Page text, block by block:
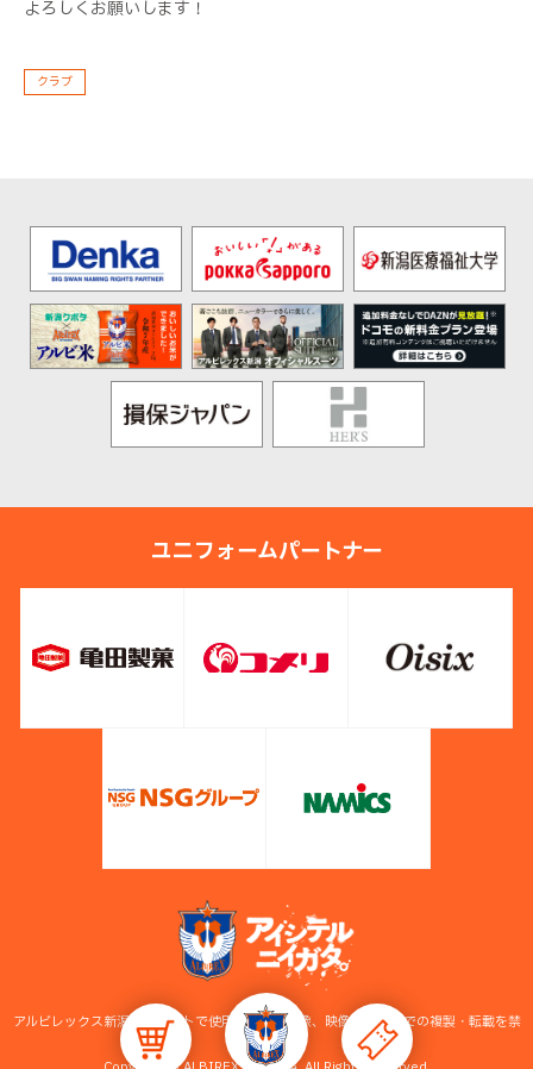
よろしくお願いします！
クラブ
ユニフォームパートナー
アルビレックス新潟公式サイトで使用している画像、映像等の無断での複製・転載を禁
止します。